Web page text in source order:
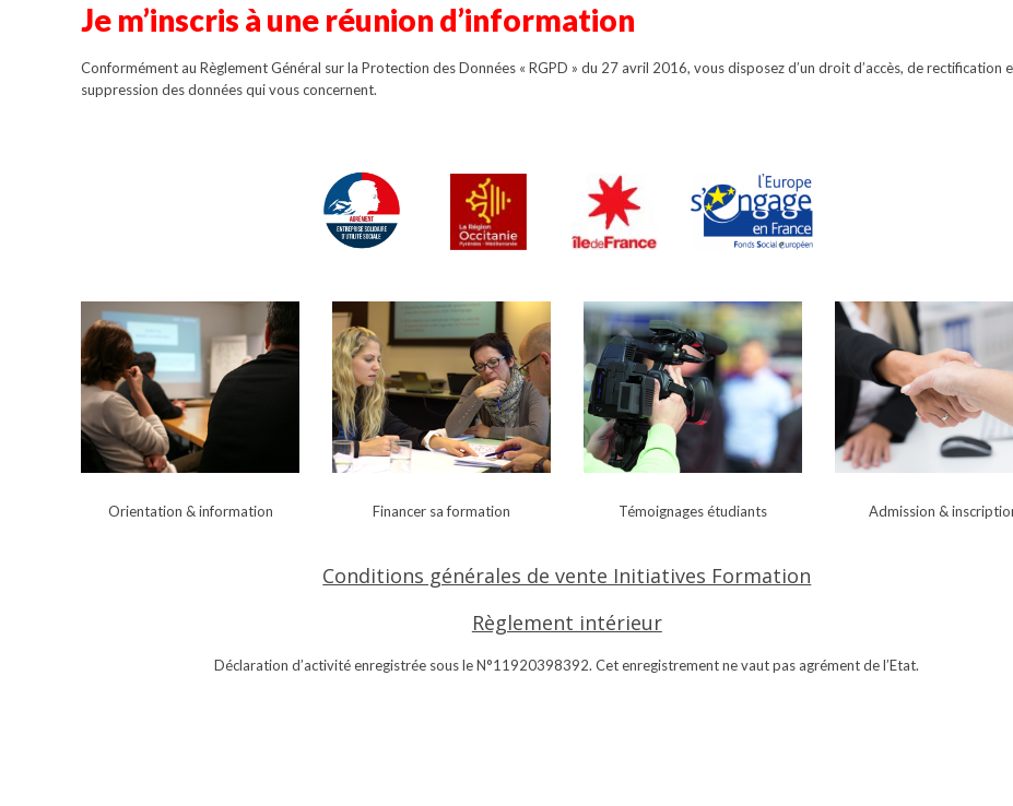
Je m’inscris à une réunion d’information
Conformément au Règlement Général sur la Protection des Données « RGPD » du 27 avril 2016, vous disposez d’un droit d’accès, de rectification
suppression des données qui vous concernent.
Orientation & information Financer sa formation Témoignagesétudiants Admission & i
Conditions générales de vente Initiatives Formation
Règlement intérieur
Déclaration d’activité enregistrée sous le N°11920398392. Cet enregistrement ne vaut pas agrément de l’Etat.